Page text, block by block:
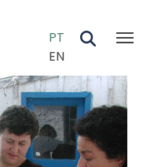
PT
EN